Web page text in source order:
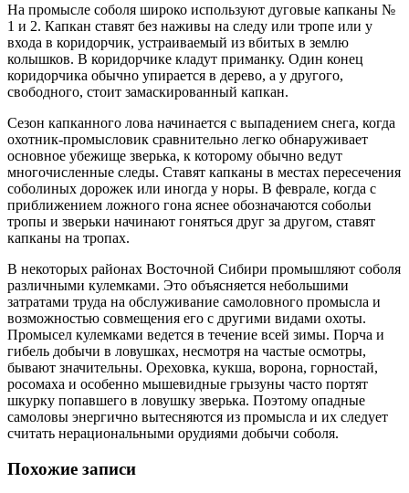
На промысле соболя широко используют дуговые капканы №
1 и 2. Капкан ставят без наживы на следу или тропе или у
входа в коридорчик, устраиваемый из вбитых в землю
колышков. В коридорчике кладут приманку. Один конец
коридорчика обычно упирается в дерево, а у другого,
свободного, стоит замаскированный капкан.
Сезон капканного лова начинается с выпадением снега, когда
охотник-промысловик сравнительно легко обнаруживает
основное убежище зверька, к которому обычно ведут
многочисленные следы. Ставят капканы в местах пересечения
соболиных дорожек или иногда у норы. В феврале, когда с
приближением ложного гона яснее обозначаются собольи
тропы и зверьки начинают гоняться друг за другом, ставят
капканы на тропах.
В некоторых районах Восточной Сибири промышляют соболя
различными кулемками. Это объясняется небольшими
затратами труда на обслуживание самоловного промысла и
возможностью совмещения его с другими видами охоты.
Промысел кулемками ведется в течение всей зимы. Порча и
гибель добычи в ловушках, несмотря на частые осмотры,
бывают значительны. Ореховка, кукша, ворона, горностай,
росомаха и особенно мышевидные грызуны часто портят
шкурку попавшего в ловушку зверька. Поэтому опадные
самоловы энергично вытесняются из промысла и их следует
считать нерациональными орудиями добычи соболя.
Похожие записи